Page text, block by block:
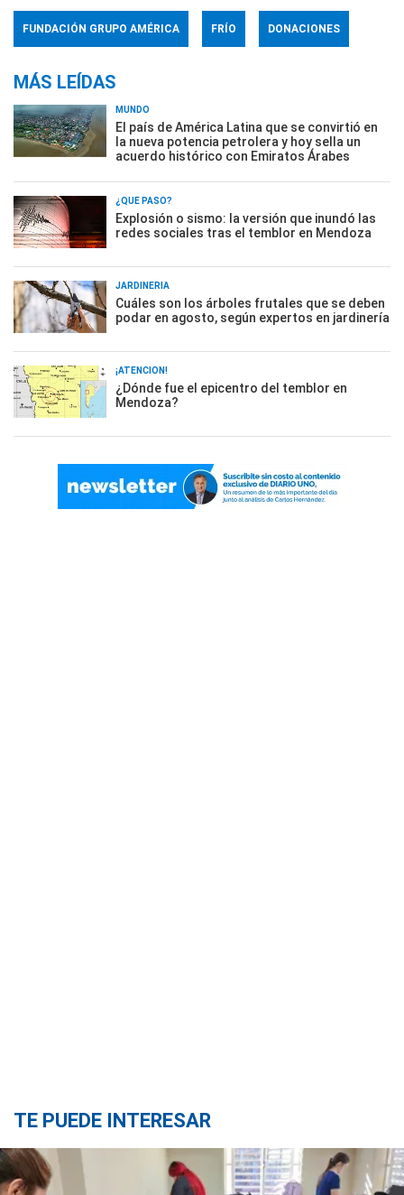
FUNDACIÓN GRUPO AMÉRICA FRÍO DONACIONES
MÁS LEÍDAS
MUNDO
El país de América Latina que se convirtió en
la nueva potencia petrolera y hoy sella un
acuerdo histórico con Emiratos Árabes
¿QUÉ PASÓ?
Explosión o sismo: la versión que inundó las
redes sociales tras el temblor en Mendoza
JARDINERÍA
Cuáles son los árboles frutales que se deben
podar en agosto, según expertos en jardinería
¡ATENCIÓN!
¿Dónde fue el epicentro del temblor en
Mendoza?
TE PUEDE INTERESAR